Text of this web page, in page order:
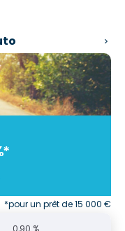
*pour un prêt de 15 000 €
0,90 %